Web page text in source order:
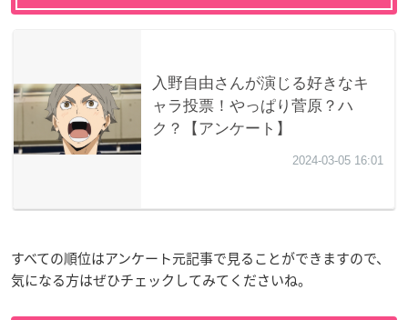
すべての順位はアンケート元記事で見ることができますので、
気になる方はぜひチェックしてみてくださいね。